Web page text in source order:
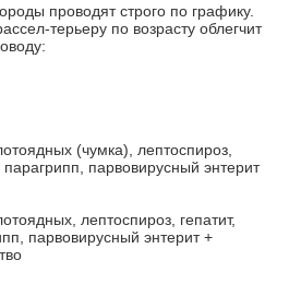
проводят строго по графику.
терьеру по возрасту облегчит
(чумка), лептоспироз,
парагрипп, парвовирусный энтерит
лептоспироз, гепатит,
парвовирусный энтерит +